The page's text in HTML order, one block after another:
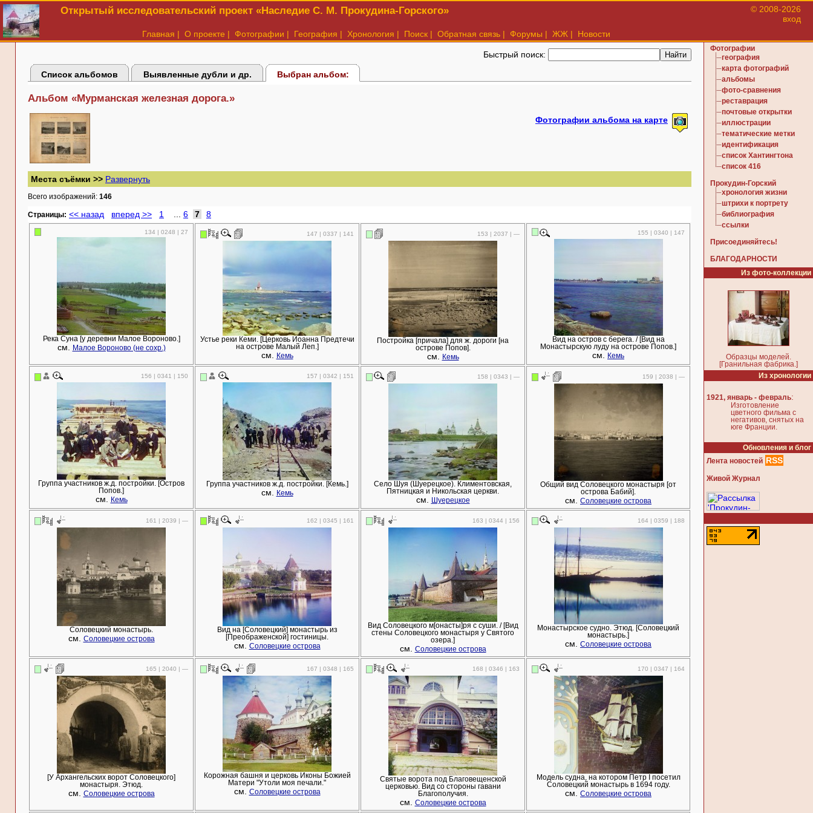
Открытый исследовательский проект «Наследие С. М. Прокудина-Горского»
© 2008-2026
вход
Главная | О проекте | Фотографии | География | Хронология | Поиск | Обратная связь | Форумы | ЖЖ | Новости
Быстрый поиск:
Список альбомов Выявленные дубли и др. Выбран альбом:
Альбом «Мурманская железная дорога.»
Фотографии альбома на карте
Места съёмки >> Развернуть
Всего изображений: 146
Cтраницы: << назад вперед >> 1 6 7 8
134 | 0248 | 27
Река Суна [у деревни Малое Вороново.]
см. Малое Вороново (не сохр.)
147 | 0337 | 141
Устье реки Кеми. [Церковь Иоанна Предтечи
на острове Малый Леп.]
см. Кемь
153 | 2037 | —
Постройка [причала] для ж. дороги [на
острове Попов].
см. Кемь
155 | 0340 | 147
Вид на остров с берега. / [Вид на
Монастырскую луду на острове Попов.]
см. Кемь
156 | 0341 | 150
Группа участников ж.д. постройки. [Остров
Попов.]
см. Кемь
157 | 0342 | 151
Группа участников ж.д. постройки. [Кемь.]
см. Кемь
158 | 0343 | —
Село Шуя (Шуерецкое). Климентовская,
Пятницкая и Никольская церкви.
см. Шуерецкое
159 | 2038 | —
Общий вид Соловецкого монастыря [от
острова Бабий].
см. Соловецкие острова
161 | 2039 | —
Соловецкий монастырь.
см. Соловецкие острова
162 | 0345 | 161
Вид на [Соловецкий] монастырь из
[Преображенской] гостиницы.
см. Соловецкие острова
163 | 0344 | 156
Вид Соловецкого м[онасты]ря с суши. / [Вид
стены Соловецкого монастыря у Святого
озера.]
см. Соловецкие острова
164 | 0359 | 188
Монастырское судно. Этюд. [Соловецкий
монастырь.]
см. Соловецкие острова
165 | 2040 | —
[У Архангельских ворот Соловецкого]
монастыря. Этюд.
см. Соловецкие острова
167 | 0348 | 165
Корожная башня и церковь Иконы Божией
Матери "Утоли моя печали."
см. Соловецкие острова
168 | 0346 | 163
Святые ворота под Благовещенской
церковью. Вид со стороны гавани
Благополучия.
см. Соловецкие острова
170 | 0347 | 164
Модель судна, на котором Петр I посетил
Соловецкий монастырь в 1694 году.
см. Соловецкие острова
Фотографии
география
карта фотографий
альбомы
фото-сравнения
реставрация
почтовые открытки
иллюстрации
тематические метки
идентификация
список Хантингтона
список 416
Прокудин-Горский
хронология жизни
штрихи к портрету
библиография
ссылки
Присоединяйтесь!
БЛАГОДАРНОСТИ
Из фото-коллекции
Образцы моделей.
[Гранильная фабрика.]
Из хронологии
1921, январь - февраль:
Изготовление
цветного фильма с
негативов, снятых на
юге Франции.
Обновления и блог
Лента новостей RSS
Живой Журнал